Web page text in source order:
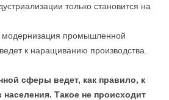
только становится на
модернизация промышленной
к наращиванию производства.
сферы ведет, как правило, к
Такое не происходит